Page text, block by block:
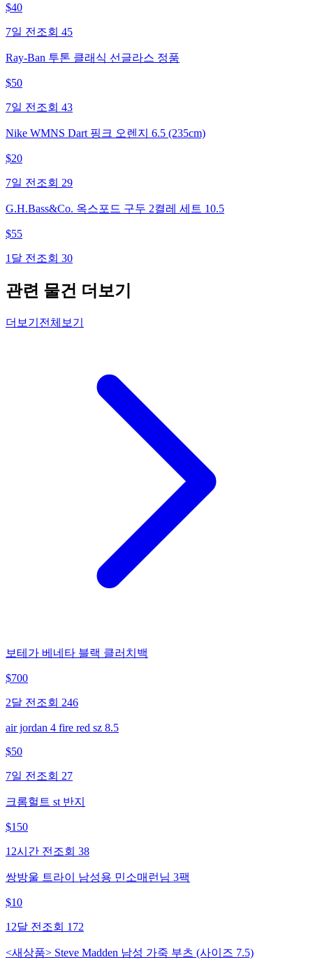
$40
7일 전 조회 45
Ray-Ban 투톤 클래식 선글라스 정품
$50
7일 전 조회 43
Nike WMNS Dart 핑크 오렌지 6.5 (235cm)
$20
7일 전 조회 29
G.H.Bass&Co. 옥스포드 구두 2켤레 세트 10.5
$55
1달 전 조회 30
관련 물건 더보기
더보기 전체보기
보테가 베네타 블랙 클러치백
$700
2달 전 조회 246
air jordan 4 fire red sz 8.5
$50
7일 전 조회 27
크롬헐트 st 반지
$150
12시간 전 조회 38
쌍방울 트라이 남성용 민소매런님 3팩
$10
12달 전 조회 172
<새상품> Steve Madden 남성 가죽 부츠 (사이즈 7.5)